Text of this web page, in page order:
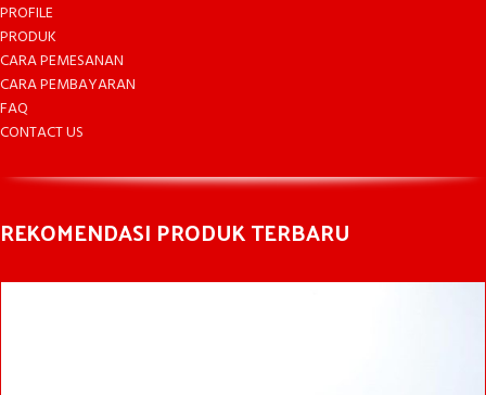
PROFILE
PRODUK
CARA PEMESANAN
CARA PEMBAYARAN
FAQ
CONTACT US
REKOMENDASI PRODUK TERBARU